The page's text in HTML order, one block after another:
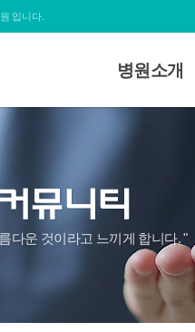
입니다.
병원소개
병원장 인사
병원연혁
심볼&로고
병원조직도
병원둘러보
찾아오시는
다운 것이라고 느끼게 합니다. "